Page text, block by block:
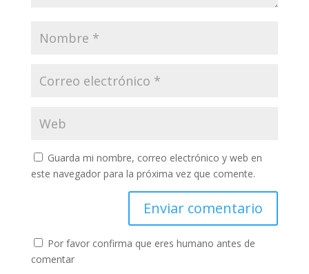
Guarda mi nombre, correo electrónico y web en
este navegador para la próxima vez que comente.
Por favor confirma que eres humano antes de
comentar